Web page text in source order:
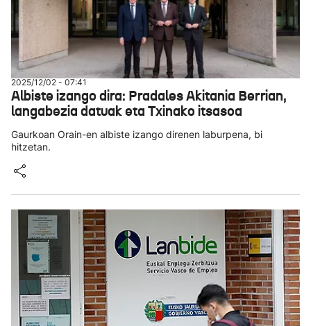
2025/12/02 - 07:41
Albiste izango dira: Pradales Akitania Berrian,
langabezia datuak eta Txinako itsasoa
Gaurkoan Orain-en albiste izango direnen laburpena, bi
hitzetan.